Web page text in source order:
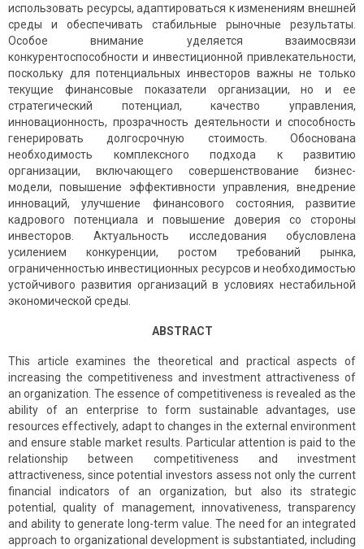
использовать ресурсы, адаптироваться к изменениям внешней
среды и обеспечивать стабильные рыночные результаты.
Особое внимание уделяется взаимосвязи
конкурентоспособности и инвестиционной привлекательности,
поскольку для потенциальных инвесторов важны не только
текущие финансовые показатели организации, но и ее
стратегический потенциал, качество управления,
инновационность, прозрачность деятельности и способность
генерировать долгосрочную стоимость. Обоснована
необходимость комплексного подхода к развитию
организации, включающего совершенствование бизнес-
модели, повышение эффективности управления, внедрение
инноваций, улучшение финансового состояния, развитие
кадрового потенциала и повышение доверия со стороны
инвесторов. Актуальность исследования обусловлена
усилением конкуренции, ростом требований рынка,
ограниченностью инвестиционных ресурсов и необходимостью
устойчивого развития организаций в условиях нестабильной
экономической среды.
ABSTRACT
This article examines the theoretical and practical aspects of
increasing the competitiveness and investment attractiveness of
an organization. The essence of competitiveness is revealed as the
ability of an enterprise to form sustainable advantages, use
resources effectively, adapt to changes in the external environment
and ensure stable market results. Particular attention is paid to the
relationship between competitiveness and investment
attractiveness, since potential investors assess not only the current
financial indicators of an organization, but also its strategic
potential, quality of management, innovativeness, transparency
and ability to generate long-term value. The need for an integrated
approach to organizational development is substantiated, including